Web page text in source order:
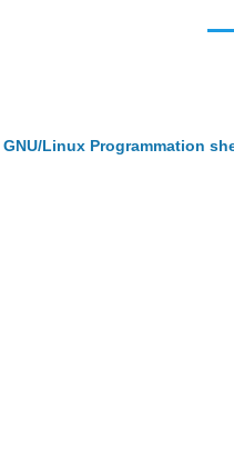
GNU/Linux Programmation